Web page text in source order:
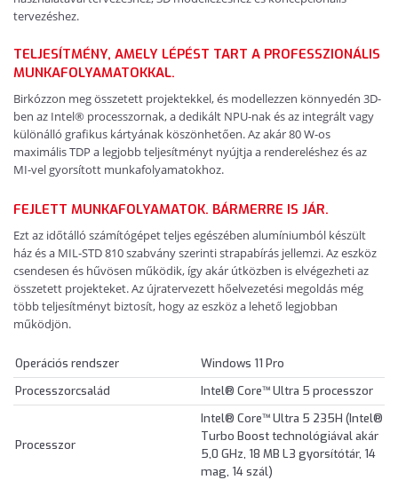
tervezéshez.
TELJESÍTMÉNY, AMELY LÉPÉST TART A PROFESSZIONÁLIS
MUNKAFOLYAMATOKKAL.
Birkózzon meg összetett projektekkel, és modellezzen könnyedén 3D-
ben az Intel® processzornak, a dedikált NPU-nak és az integrált vagy
különálló grafikus kártyának köszönhetően. Az akár 80 W-os
maximális TDP a legjobb teljesítményt nyújtja a rendereléshez és az
MI-vel gyorsított munkafolyamatokhoz.
FEJLETT MUNKAFOLYAMATOK. BÁRMERRE IS JÁR.
Ezt az időtálló számítógépet teljes egészében alumíniumból készült
ház és a MIL-STD 810 szabvány szerinti strapabírás jellemzi. Az eszköz
csendesen és hűvösen működik, így akár útközben is elvégezheti az
összetett projekteket. Az újratervezett hőelvezetési megoldás még
több teljesítményt biztosít, hogy az eszköz a lehető legjobban
működjön.
Operációs rendszer
Windows 11 Pro
Processzorcsalád
Intel® Core™ Ultra 5 processzor
Processzor
Intel® Core™ Ultra 5 235H (Intel®
Turbo Boost technológiával akár
5,0 GHz, 18 MB L3 gyorsítótár, 14
mag, 14 szál)